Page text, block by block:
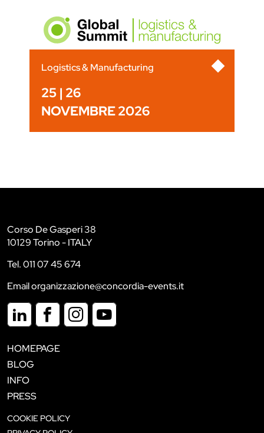
Logistics & Manufacturing
25 | 26
NOVEMBRE 2026
Corso De Gasperi 38
10129 Torino - ITALY
Tel. 011 07 45 674
Email organizzazione@concordia-events.it
HOMEPAGE
BLOG
INFO
PRESS
COOKIE POLICY